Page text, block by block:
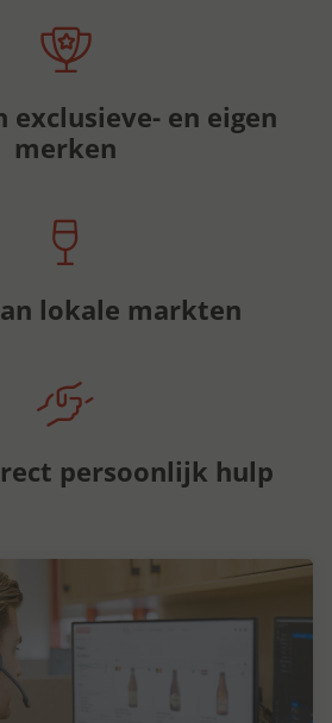
exclusieve- en eigen
merken
lokale markten
persoonlijk hulp